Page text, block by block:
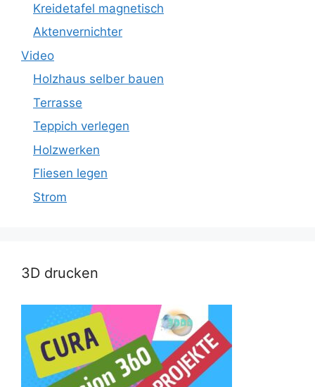
Kreidetafel magnetisch
Aktenvernichter
Video
Holzhaus selber bauen
Terrasse
Teppich verlegen
Holzwerken
Fliesen legen
Strom
3D drucken